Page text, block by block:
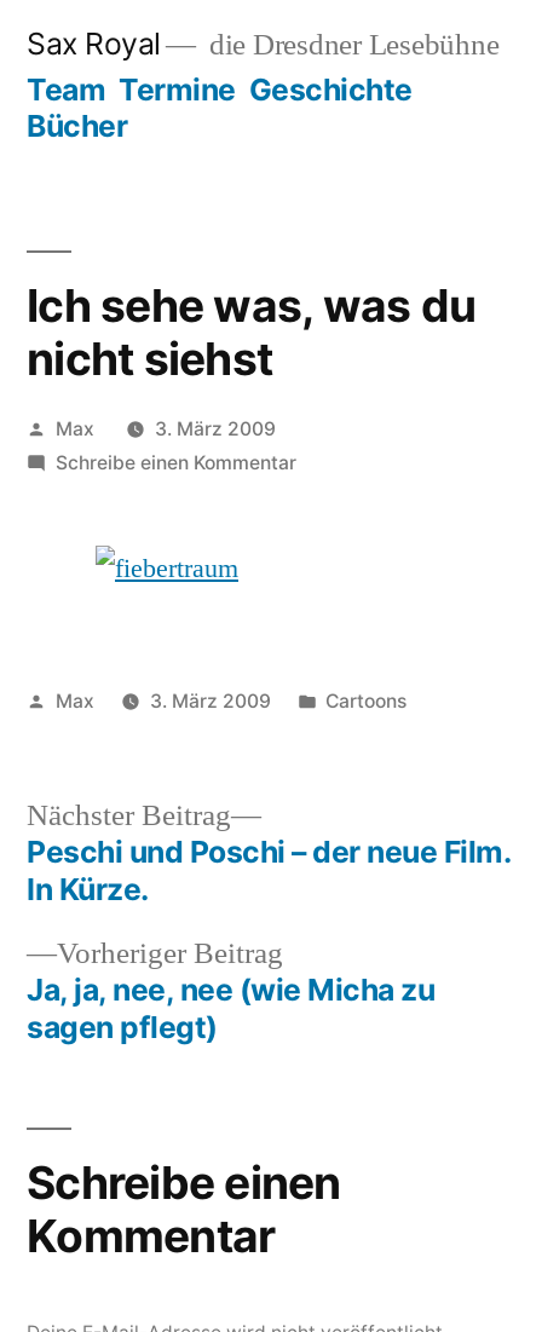
springen
Sax Royal die Dresdner Lesebühne
Team Termine Geschichte
Bücher
Ich sehe was, was du
nicht siehst
Veröffentlicht
von
Max
3. März 2009
Schreibe einen Kommentarzu
siehst
Veröffentlicht
Max 3. März 2009
Veröffentlicht
Cartoons
Beitragsnavigation
Vorheriger Beitrag
Beitrag:
Ja, ja, nee, nee (wie Micha zu
sagen pflegt)
Nächster Beitrag
Nächster
Beitrag:
Peschi und Poschi – der neue Film.
In Kürze.
Schreibe einen
Kommentar